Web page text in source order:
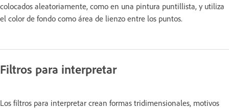
colocados aleatoriamente, como en una pintura puntillista, y utiliza
el color de fondo como área de lienzo entre los puntos.
Filtros para interpretar
Los filtros para interpretar crean formas tridimensionales, motivos